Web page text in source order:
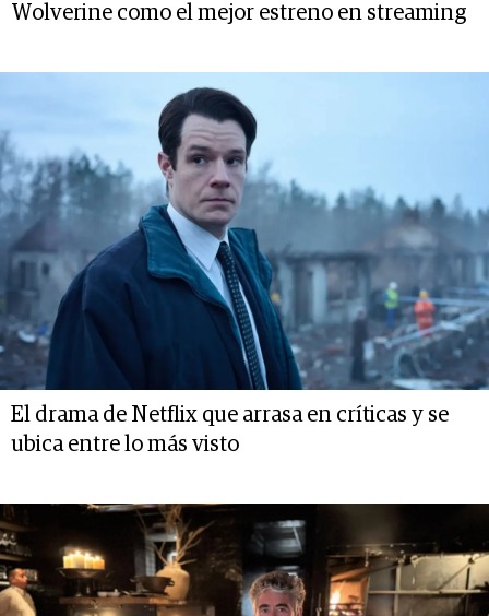
Wolverine como el mejor estreno en streaming
El drama de Netflix que arrasa en críticas y se
ubica entre lo más visto